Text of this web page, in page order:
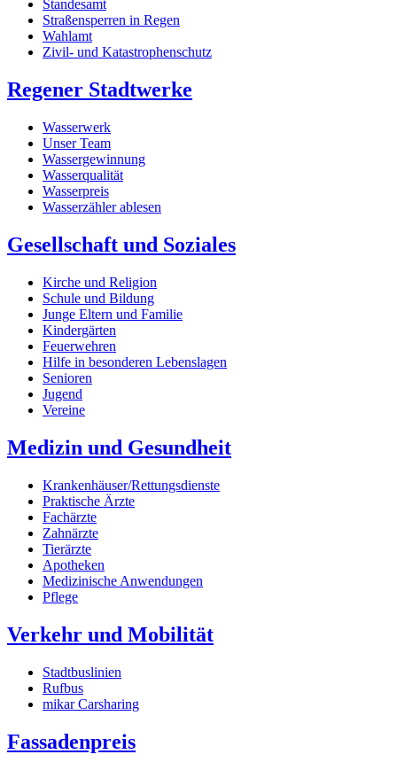
Standesamt
Straßensperren in Regen
Wahlamt
Zivil- und Katastrophenschutz
Regener Stadtwerke
Wasserwerk
Unser Team
Wassergewinnung
Wasserqualität
Wasserpreis
Wasserzähler ablesen
Gesellschaft und Soziales
Kirche und Religion
Schule und Bildung
Junge Eltern und Familie
Kindergärten
Feuerwehren
Hilfe in besonderen Lebenslagen
Senioren
Jugend
Vereine
Medizin und Gesundheit
Krankenhäuser/Rettungsdienste
Praktische Ärzte
Fachärzte
Zahnärzte
Tierärzte
Apotheken
Medizinische Anwendungen
Pflege
Verkehr und Mobilität
Stadtbuslinien
Rufbus
mikar Carsharing
Fassadenpreis